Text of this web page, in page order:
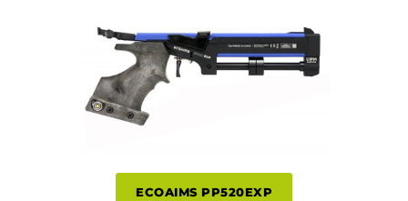
ECOAIMS PP520EXP